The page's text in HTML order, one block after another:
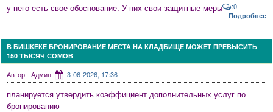
у него есть свое обоснование. У них свои защитные меры :0
Подробнее
В БИШКЕКЕ БРОНИРОВАНИЕ МЕСТА НА КЛАДБИЩЕ МОЖЕТ ПРЕВЫСИТЬ
150 ТЫСЯЧ СОМОВ
Автор - Админ 3-06-2026, 17:36
планируется утвердить коэффициент дополнительных услуг по
бронированию